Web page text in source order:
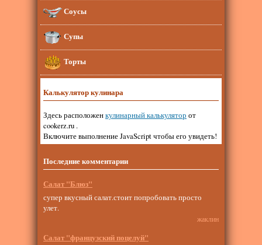
Соусы
Супы
Торты
Калькулятор кулинара
Здесь расположенкулинарный калькулятор от
cookerz.ru .
Включите выполнение JavaScript чтобы его увидеть!
Последние комментарии
Салат "Блюз"
супер вкусный салат.стоит попробовать просто
улет.
жаклин
Салат "французский поцелуй"